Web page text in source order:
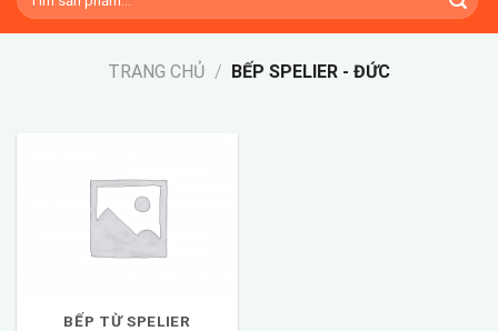
kiếm:
TRANG CHỦ / BẾP SPELIER - ĐỨC
BẾP TỪ SPELIER